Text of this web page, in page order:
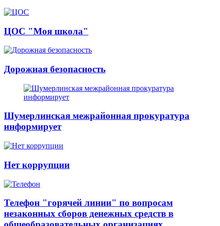
ЦОС "Моя школа"
Дорожная безопасность
Шумерлинская межрайонная прокуратура
информирует
Нет коррупции
Телефон "горячей линии" по вопросам
незаконных сборов денежных средств в